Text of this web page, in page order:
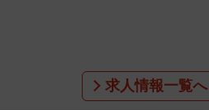
築や環境は0歳から5歳の子どもに
求人情報一覧へ